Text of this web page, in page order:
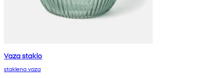
Vaza staklo
staklena vaza